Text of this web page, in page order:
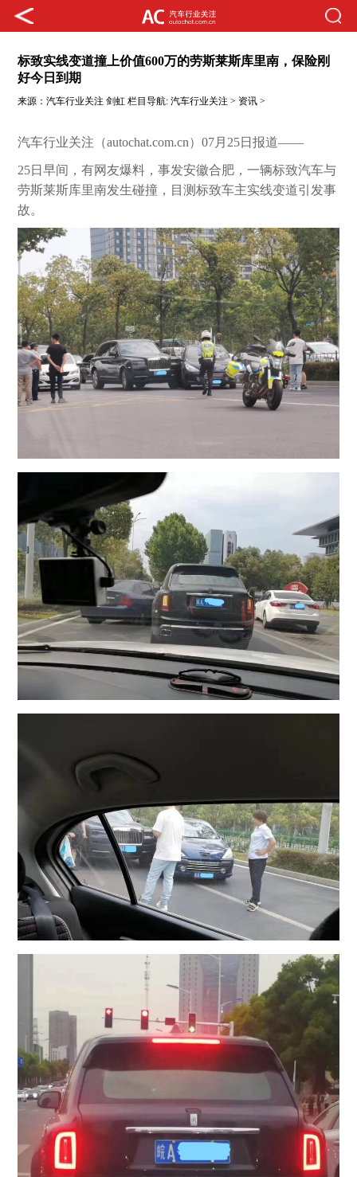
标致实线变道撞上价值600万的劳斯莱斯库里南，保险刚
好今日到期
来源：汽车行业关注 剑虹 栏目导航:汽车行业关注 > 资讯 >
汽车行业关注（autochat.com.cn）07月25日报道——
25日早间，有网友爆料，事发安徽合肥，一辆标致汽车与
劳斯莱斯库里南发生碰撞，目测标致车主实线变道引发事
故。